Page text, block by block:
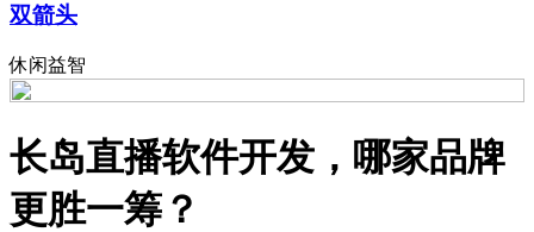
双箭头
休闲益智
长岛直播软件开发，哪家品牌
更胜一筹？